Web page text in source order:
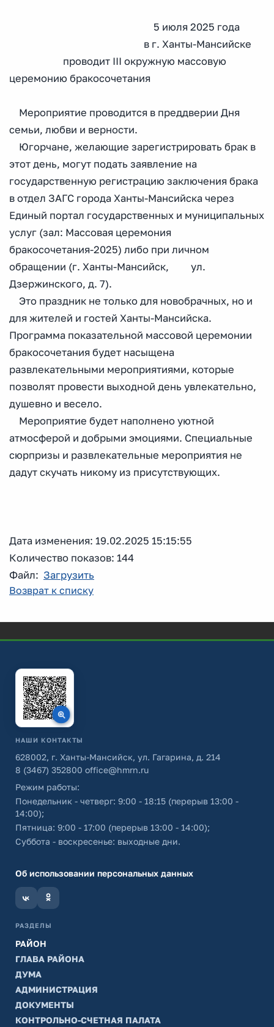
5 июля 2025 года
в г. Ханты-Мансийске
проводит III окружную массовую
церемонию бракосочетания
Мероприятие проводится в преддверии Дня
семьи, любви и верности.
Югорчане, желающие зарегистрировать брак в
этот день, могут подать заявление на
государственную регистрацию заключения брака
в отдел ЗАГС города Ханты-Мансийска через
Единый портал государственных и муниципальных
услуг (зал: Массовая церемония
бракосочетания-2025) либо при личном
обращении (г. Ханты-Мансийск, ул.
Дзержинского, д. 7).
Это праздник не только для новобрачных, но и
для жителей и гостей Ханты-Мансийска.
Программа показательной массовой церемонии
бракосочетания будет насыщена
развлекательными мероприятиями, которые
позволят провести выходной день увлекательно,
душевно и весело.
Мероприятие будет наполнено уютной
атмосферой и добрыми эмоциями. Специальные
сюрпризы и развлекательные мероприятия не
дадут скучать никому из присутствующих.
Дата изменения: 19.02.2025 15:15:55
Количество показов: 144
Файл: Загрузить
Возврат к списку
НАШИ КОНТАКТЫ
628002, г. Ханты-Мансийск, ул. Гагарина, д. 214
8 (3467) 352800 office@hmrn.ru
Режим работы:
Понедельник - четверг: 9:00 - 18:15 (перерыв 13:00 -
14:00);
Пятница: 9:00 - 17:00 (перерыв 13:00 - 14:00);
Суббота - воскресенье: выходные дни.
Об использовании персональных данных
РАЗДЕЛЫ
РАЙОН
ГЛАВА РАЙОНА
ДУМА
АДМИНИСТРАЦИЯ
ДОКУМЕНТЫ
КОНТРОЛЬНО-СЧЕТНАЯ ПАЛАТА